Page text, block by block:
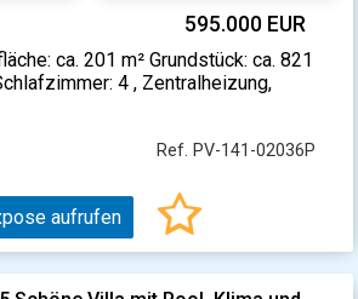
595.000 EUR
ca. 201 m² Grundstück: ca. 821
4 , Zentralheizung,
Ref. PV-141-02036P
aufrufen